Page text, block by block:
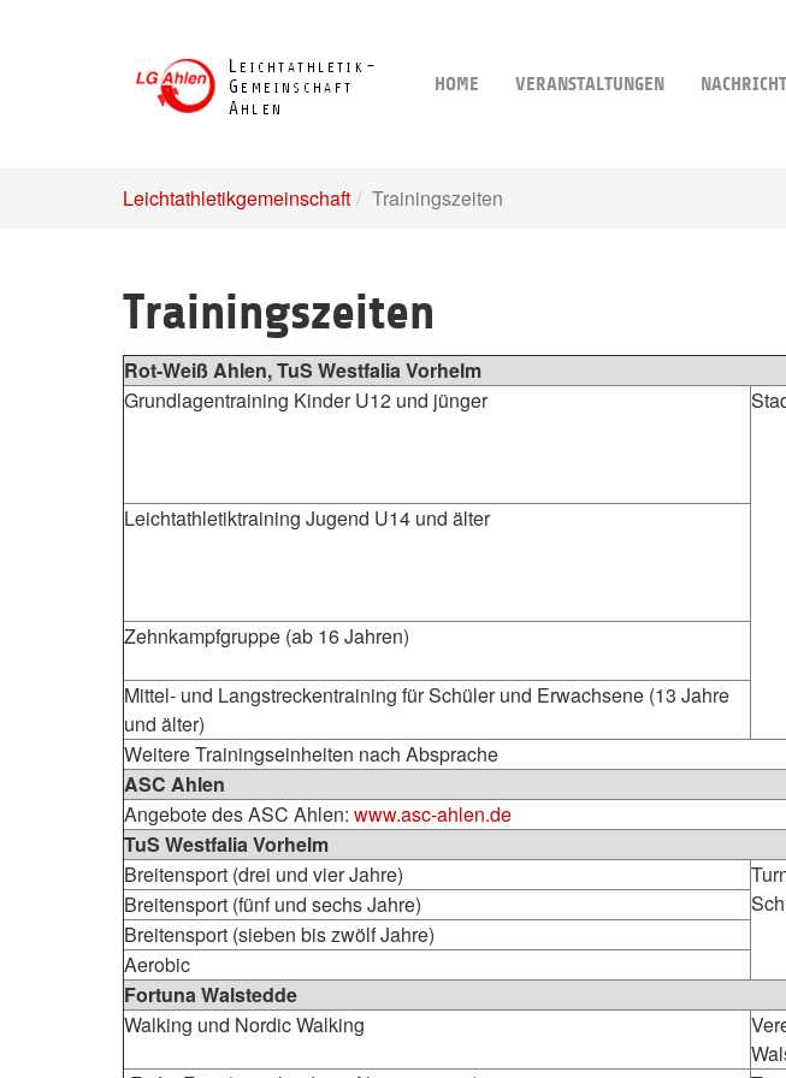
HOME VERANSTALTUNGEN
Leichtathletikgemeinschaft Trainingszeiten
Trainingszeiten
Rot-Weiß Ahlen, TuS Westfalia Vorhelm
Grundlagentraining Kinder U12 und jünger
Leichtathletiktraining Jugend U14 und älter
Zehnkampfgruppe (ab 16 Jahren)
Mittel- und Langstreckentraining für Schüler und Erwachsene (13 Jahre
und älter)
Weitere Trainingseinheiten nach Absprache
ASC Ahlen
Angebote des ASC Ahlen: www.asc-ahlen.de
TuS Westfalia Vorhelm
Breitensport (drei und vier Jahre)
Breitensport (fünf und sechs Jahre)
Breitensport (sieben bis zwölf Jahre)
Aerobic
Fortuna Walstedde
Walking und Nordic Walking